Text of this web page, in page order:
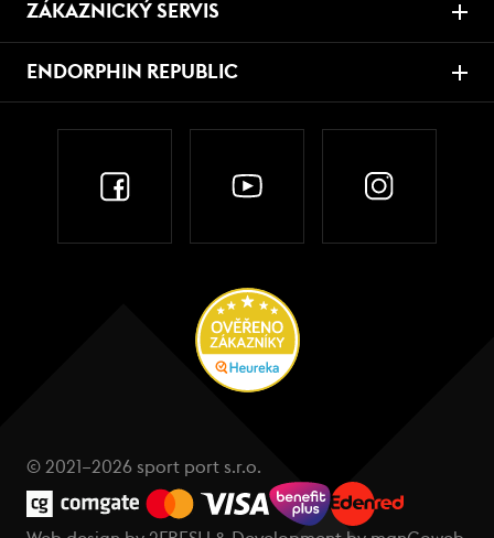
ZÁKAZNICKÝ SERVIS
ENDORPHIN REPUBLIC
© 2021–2026 sport port s.r.o.